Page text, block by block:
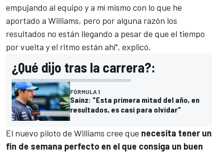
empujando al equipo y a mí mismo con lo que he
aportado a Williams, pero por alguna razón los
resultados no están llegando a pesar de que el tiempo
por vuelta y el ritmo están ahí", explicó.
¿Qué dijo tras la carrera?:
FÓRMULA 1
Sainz: "Esta primera mitad del año, en
resultados, es casi para olvidar"
El nuevo piloto de Williams cree que necesita tener un
fin de semana perfecto en el que consiga un buen